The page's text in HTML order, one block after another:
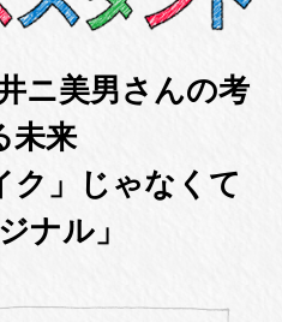
ニ美男さんの考
未来
ク」じゃなくて
ナル」